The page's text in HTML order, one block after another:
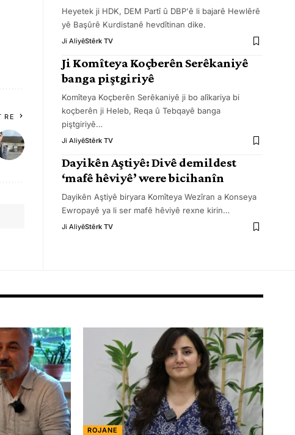
RE
Heyetek ji HDK, DEM Partî û DBP'ê li bajarê Hewlêrê
yê Başûrê Kurdistanê hevdîtinan dike.
Ji AliyêStêrk TV
Ji Komîteya Koçberên Serêkaniyê
banga piştgiriyê
Komîteya Koçberên Serêkaniyê ji bo alîkariya bi
koçberên ji Heleb, Reqa û Tebqayê banga
piştgiriyê…
Ji AliyêStêrk TV
Dayikên Aştiyê: Divê demildest
‘mafê hêviyê’ were bicihanîn
Dayikên Aştiyê biryara Komîteya Wezîran a Konseya
Ewropayê ya li ser mafê hêviyê rexne kirin…
Ji AliyêStêrk TV
ROJANE